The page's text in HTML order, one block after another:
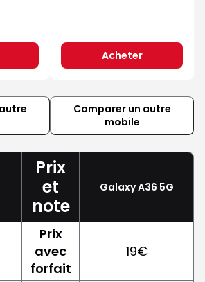
Acheter
Comparer un autre
mobile
Prix
et
note
Galaxy A36 5G
Prix
avec
forfait
19€